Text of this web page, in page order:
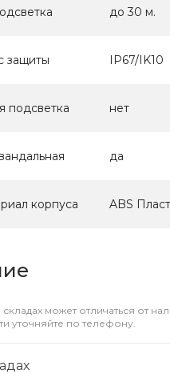
до 30 м.
защиты IP67/IK10
подсветка нет
да
корпуса ABS
может отличаться от
уточняйте по телефону.